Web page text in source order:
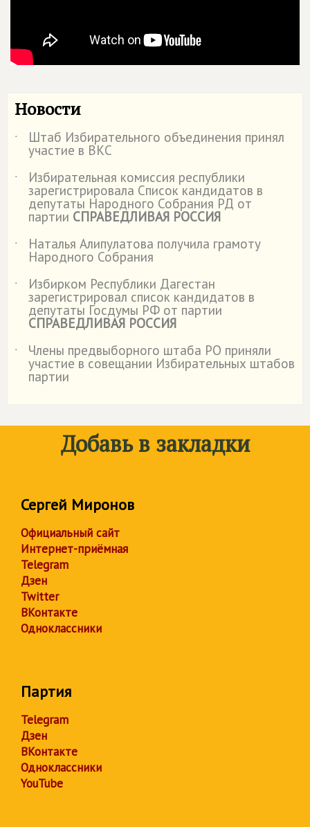
Новости
˙ Штаб Избирательного объединения принял
участие в ВКС
˙
Избирательная комиссия республики
зарегистрировала Список кандидатов в
депутаты Народного Собрания РД от
партии СПРАВЕДЛИВАЯ РОССИЯ
˙
Наталья Алипулатова получила грамоту
Народного Собрания
˙
Избирком Республики Дагестан
зарегистрировал список кандидатов в
депутаты Госдумы РФ от партии
СПРАВЕДЛИВАЯ РОССИЯ
˙
Члены предвыборного штаба РО приняли
участие в совещании Избирательных штабов
партии
Добавь в закладки
Сергей Миронов
Официальный сайт
Интернет-приёмная
Telegram
Дзен
Twitter
ВКонтакте
Одноклассники
Партия
Telegram
Дзен
ВКонтакте
Одноклассники
YouTube